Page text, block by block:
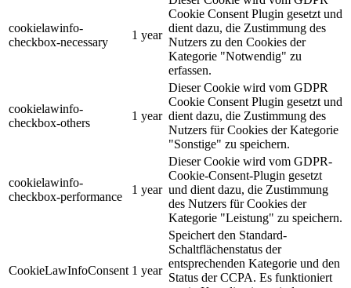
cookielawinfo-
checkbox-necessary
1 year
Cookie Consent Plugin gesetzt und
dient dazu, die Zustimmung des
Nutzers zu den Cookies der
Kategorie "Notwendig" zu
erfassen.
cookielawinfo-
checkbox-others
1 year
Dieser Cookie wird vom GDPR
Cookie Consent Plugin gesetzt und
dient dazu, die Zustimmung des
Nutzers für Cookies der Kategorie
"Sonstige" zu speichern.
cookielawinfo-
checkbox-performance
1 year
Dieser Cookie wird vom GDPR-
Cookie-Consent-Plugin gesetzt
und dient dazu, die Zustimmung
des Nutzers für Cookies der
Kategorie "Leistung" zu speichern.
CookieLawInfoConsent 1 year
Speichert den Standard-
Schaltflächenstatus der
entsprechenden Kategorie und den
Status der CCPA. Es funktioniert